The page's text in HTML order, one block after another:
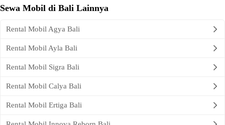
Sewa Mobil di Bali Lainnya
Rental Mobil Agya Bali
Rental Mobil Ayla Bali
Rental Mobil Sigra Bali
Rental Mobil Calya Bali
Rental Mobil Ertiga Bali